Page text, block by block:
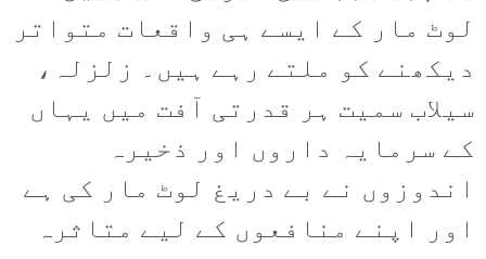
لوٹ مار کے ایسے ہی واقعات متواتر
دیکھنے کو ملتے رہے ہیں۔ زلزلہ،
سیلاب سمیت ہر قدرتی آفت میں یہاں
کے سرمایہ داروں اور ذخیرہ
اندوزوں نے بے دریغ لوٹ مار کی ہے
اور اپنے منافعوں کے لیے متاثرہ